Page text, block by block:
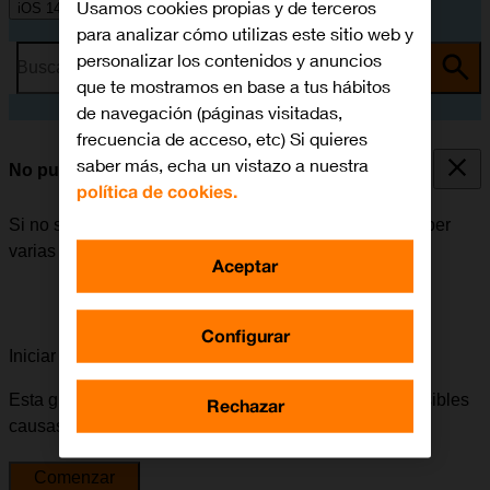
iOS 14.1
Busca por problema o tema
No puedo instalar una app
Si no se puede instalar una app en el móvil, puede haber
varias causas posibles al problema.
Iniciar la guía para solucionar tu problema
Esta guía te va a conducir a través de una serie de posibles
causas y soluciones al problema.
Comenzar
Usamos cookies propias y de terceros
para analizar cómo utilizas este sitio web y
personalizar los contenidos y anuncios
que te mostramos en base a tus hábitos
de navegación (páginas visitadas,
frecuencia de acceso, etc) Si quieres
saber más, echa un vistazo a nuestra
política de cookies.
Configurar
Rechazar
Aceptar